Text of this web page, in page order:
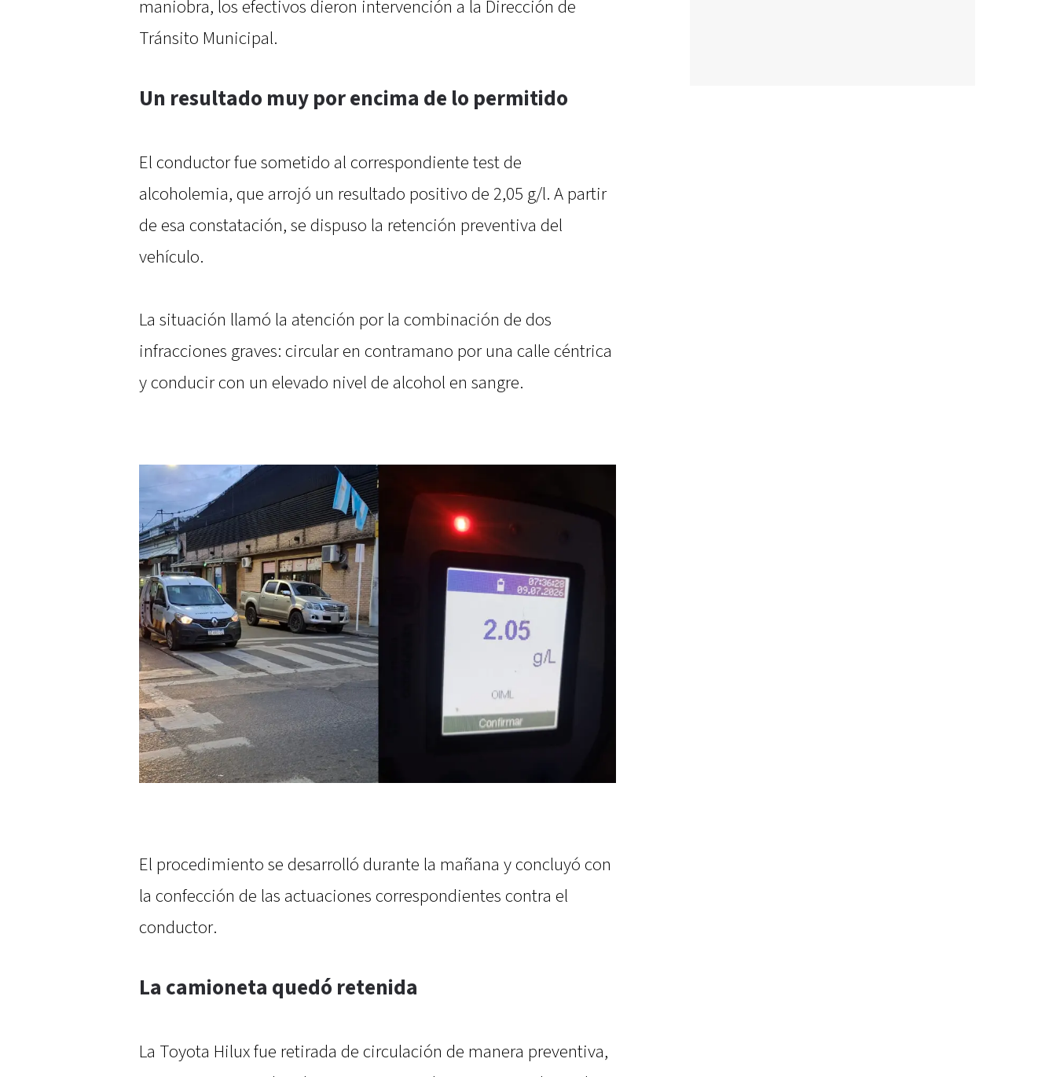
maniobra, los efectivos dieron intervención a la Dirección de
Tránsito Municipal.
Un resultado muy por encima de lo permitido
El conductor fue sometido al correspondiente test de
alcoholemia, que arrojó un resultado positivo de 2,05 g/l. A partir
de esa constatación, se dispuso la retención preventiva del
vehículo.
La situación llamó la atención por la combinación de dos
infracciones graves: circular en contramano por una calle céntrica
y conducir con un elevado nivel de alcohol en sangre.
El procedimiento se desarrolló durante la mañana y concluyó con
la confección de las actuaciones correspondientes contra el
conductor.
La camioneta quedó retenida
La Toyota Hilux fue retirada de circulación de manera preventiva,